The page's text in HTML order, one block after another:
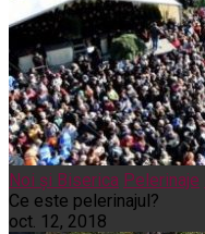
Noi și Biserica Pelerinaje
Ce este pelerinajul?
oct. 12, 2018